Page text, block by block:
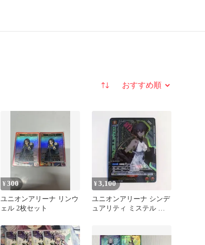
並び替え
¥300
ユニオンアリーナ リンウ
ェル 2枚セット
¥3,100
ユニオンアリーナ シンデ
ュアリティ ミステル プ